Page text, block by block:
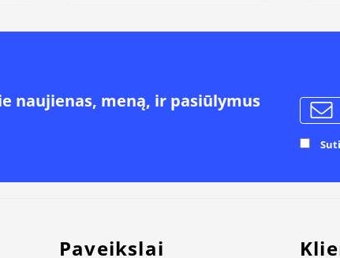
naujienas, meną, ir pasiūlymus
Paveikslai